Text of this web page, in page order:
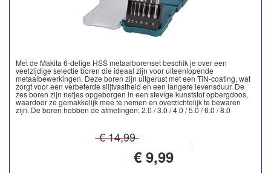
Met de Makita 6-delige HSS metaalborenset beschik je over een
veelzijdige selectie boren die ideaal zijn voor uiteenlopende
metaalbewerkingen. Deze boren zijn uitgerust met een TiN-coating, wat
zorgt voor een verbeterde slijtvastheid en een langere levensduur. De
zes boren zijn netjes opgeborgen in een stevige kunststof opbergdoos,
waardoor ze gemakkelijk mee te nemen en overzichtelijk te bewaren
zijn. De boren hebben de afmetingen: 2.0 / 3.0 / 4.0 / 5.0 / 6.0 / 8.0
€ 14,99
€ 9,99